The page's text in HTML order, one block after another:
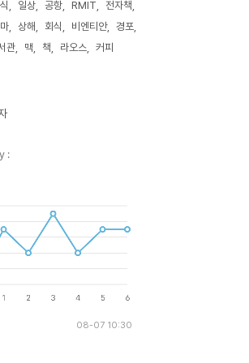
일상 공항 RMIT
전자책
상해 회식 비엔티안
경포
관 맥 책 라오스 커피
:
08-07 10:30